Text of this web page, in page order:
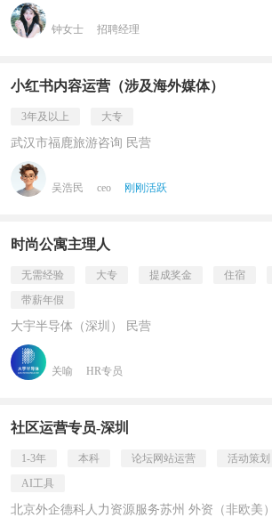
钟女士 招聘经理
小红书内容运营（涉及海外媒体）
3年及以上 大专
武汉市福鹿旅游咨询 民营
吴浩民 ceo 刚刚活跃
时尚公寓主理人
无需经验 大专 提成奖金 住宿
带薪年假
大宇半导体（深圳） 民营
关喻 HR专员
社区运营专员-深圳
1-3年 本科 论坛网站运营 活动策划
AI工具
北京外企德科人力资源服务苏州 外资（非欧美）